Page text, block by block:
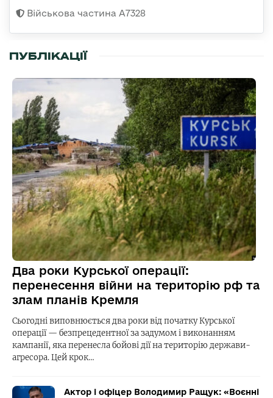
Військова частина А7328
ПУБЛІКАЦІЇ
Два роки Курської операції:
перенесення війни на територію рф та
злам планів Кремля
Сьогодні виповнюється два роки від початку Курської
операції — безпрецедентної за задумом і виконанням
кампанії, яка перенесла бойові дії на територію держави-
агресора. Цей крок…
Актор і офіцер Володимир Ращук: «Воєнні